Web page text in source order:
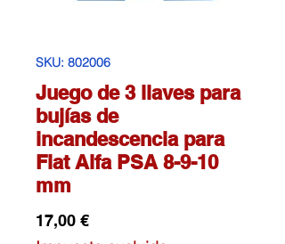
SKU: 802006
Juego de 3 llaves para
bujías de
incandescencia para
Fiat Alfa PSA 8-9-10
mm
17,00 €Precio